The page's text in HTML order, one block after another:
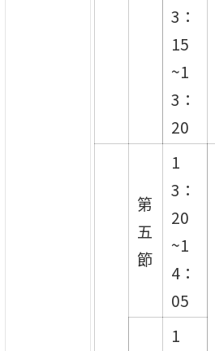
3：
15
~1
3：
20
第
五
節
1
3：
20
~1
4：
05
1